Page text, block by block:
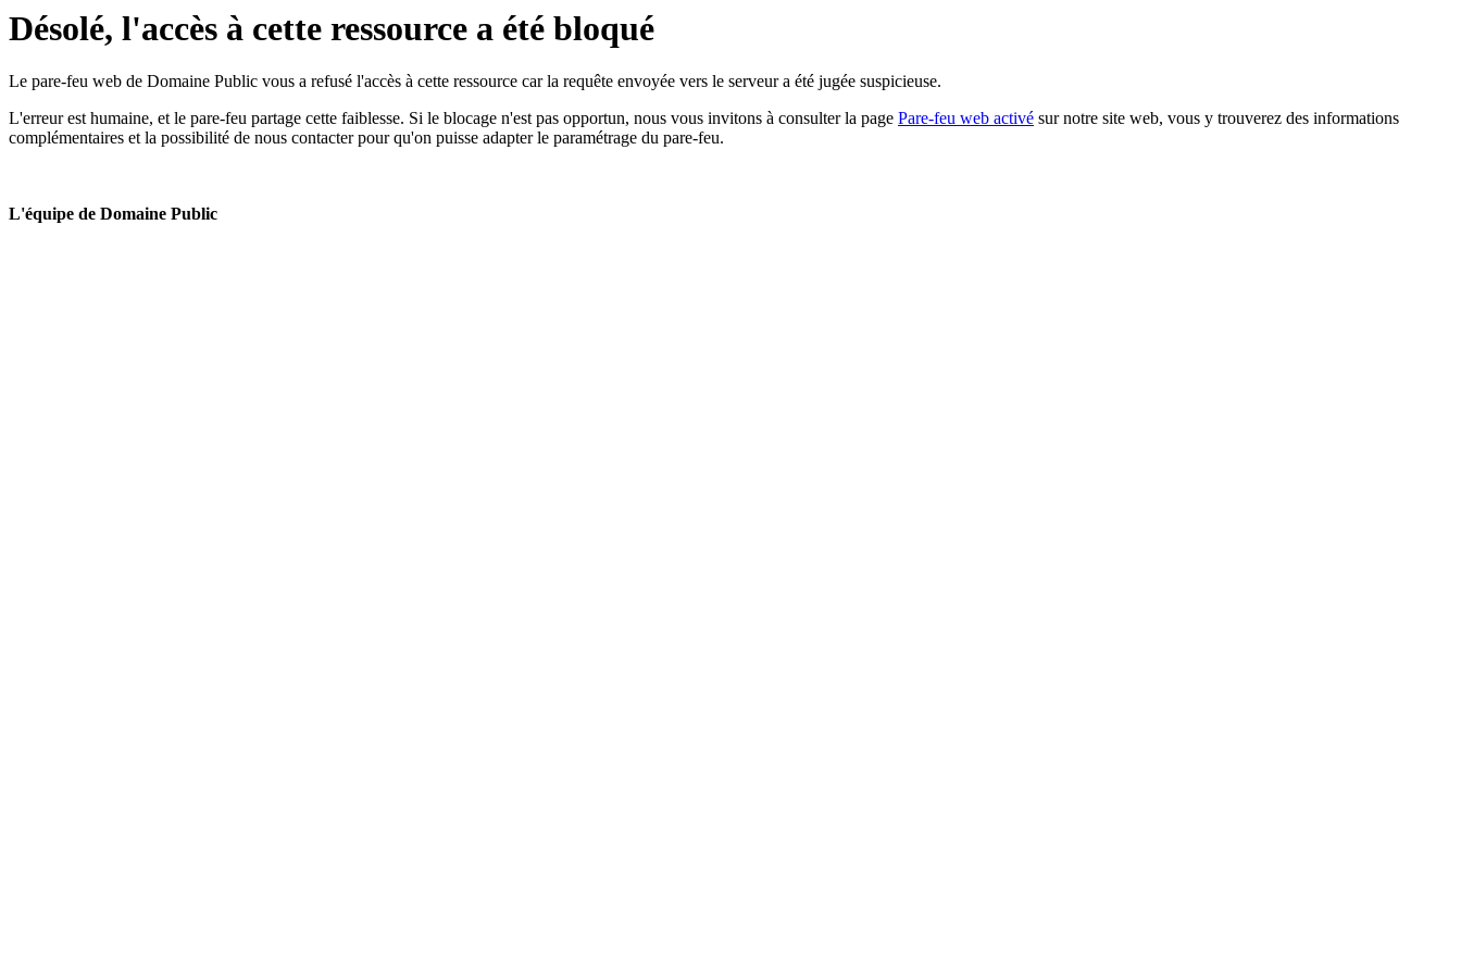
Désolé, l'accès à cette ressource a été bloqué
Le pare-feu web de Domaine Public vous a refusé l'accès à cette ressource car la requête envoyée vers le serveur a été jugée suspicieuse.
L'erreur est humaine, et le pare-feu partage cette faiblesse. Si le blocage n'est pas opportun, nous vous invitons à consulter la page Pare-feu web activé sur notre site web, vous y trouverez des informations
complémentaires et la possibilité de nous contacter pour qu'on puisse adapter le paramétrage du pare-feu.
L'équipe de Domaine Public